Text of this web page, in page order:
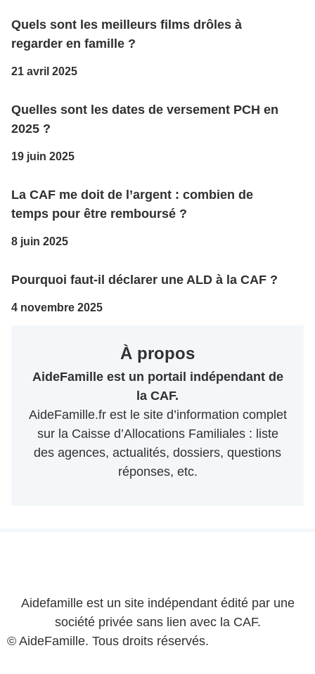
Quels sont les meilleurs films drôles à
regarder en famille ?
21 avril 2025
Quelles sont les dates de versement PCH en
2025 ?
19 juin 2025
La CAF me doit de l’argent : combien de
temps pour être remboursé ?
8 juin 2025
Pourquoi faut-il déclarer une ALD à la CAF ?
4 novembre 2025
À propos
AideFamille est un portail indépendant de
la CAF.
AideFamille.fr est le site d’information complet
sur la Caisse d’Allocations Familiales : liste
des agences, actualités, dossiers, questions
réponses, etc.
Aidefamille est un site indépendant édité par une
société privée sans lien avec la CAF.
© AideFamille. Tous droits réservés.